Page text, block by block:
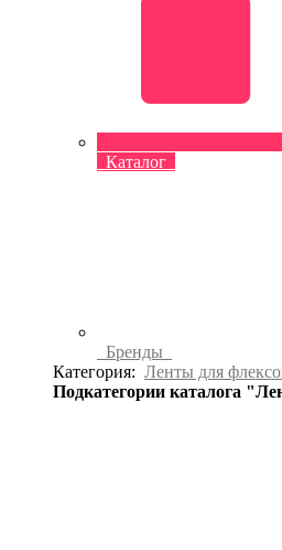
Каталог
Бренды
Категория: Ленты для
Подкатегории каталога